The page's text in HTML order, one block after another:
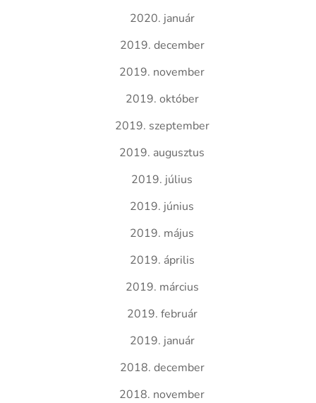
2020. január
2019. december
2019. november
2019. október
2019. szeptember
2019. augusztus
2019. július
2019. június
2019. május
2019. április
2019. március
2019. február
2019. január
2018. december
2018. november